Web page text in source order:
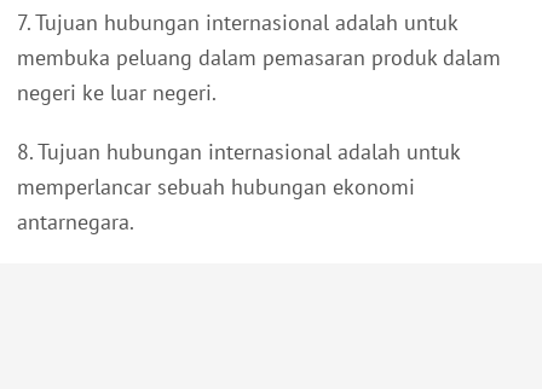
7. Tujuan hubungan internasional adalah untuk
membuka peluang dalam pemasaran produk dalam
negeri ke luar negeri.
8. Tujuan hubungan internasional adalah untuk
memperlancar sebuah hubungan ekonomi
antarnegara.